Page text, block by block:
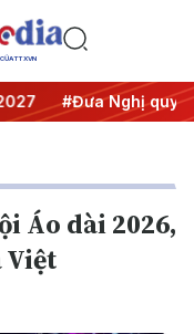
TTXVN
#Đưa Nghị quyết
Áo dài 2026,
Việt